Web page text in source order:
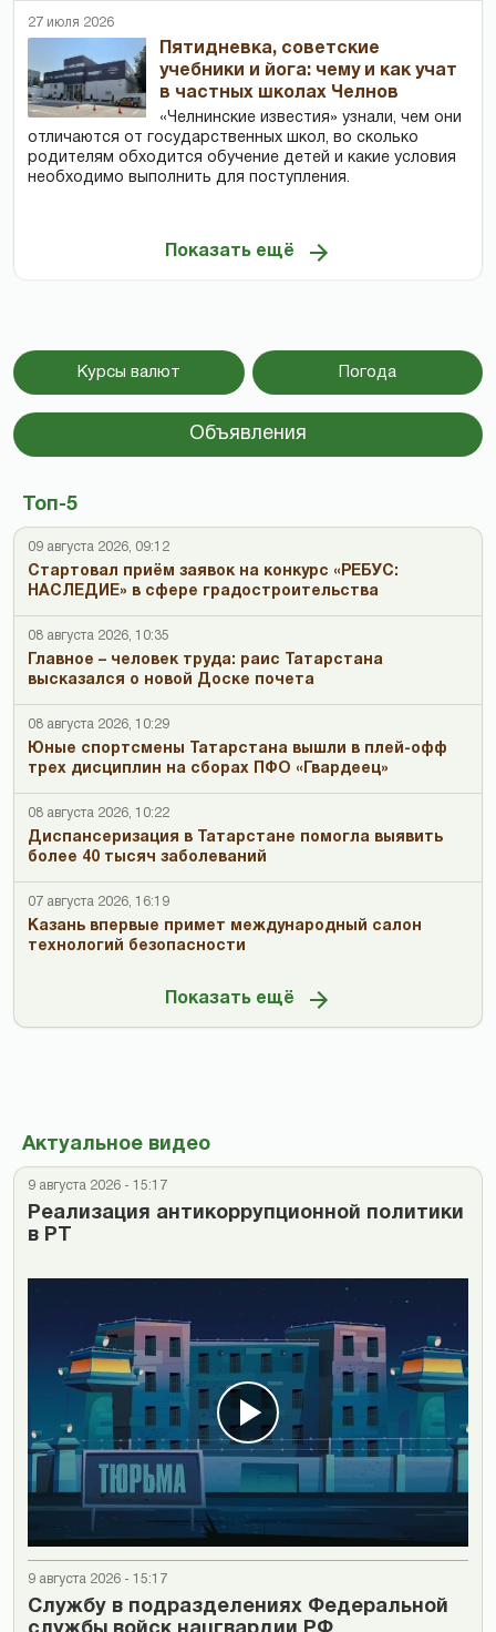
27 июля 2026
Пятидневка, советские
учебники и йога: чему и как учат
в частных школах Челнов
«Челнинские известия» узнали, чем они
отличаются от государственных школ, во сколько
родителям обходится обучение детей и какие условия
необходимо выполнить для поступления.
Показать ещё
Курсы валют Погода
Объявления
Топ-5
09 августа 2026, 09:12
Стартовал приём заявок на конкурс «РЕБУС:
НАСЛЕДИЕ» в сфере градостроительства
08 августа 2026, 10:35
Главное – человек труда: раис Татарстана
высказался о новой Доске почета
08 августа 2026, 10:29
Юные спортсмены Татарстана вышли в плей-офф
трех дисциплин на сборах ПФО «Гвардеец»
08 августа 2026, 10:22
Диспансеризация в Татарстане помогла выявить
более 40 тысяч заболеваний
07 августа 2026, 16:19
Казань впервые примет международный салон
технологий безопасности
Показать ещё
Актуальное видео
9 августа 2026 - 15:17
Реализация антикоррупционной политики
в РТ
9 августа 2026 - 15:17
Cлужбу в подразделениях Федеральной